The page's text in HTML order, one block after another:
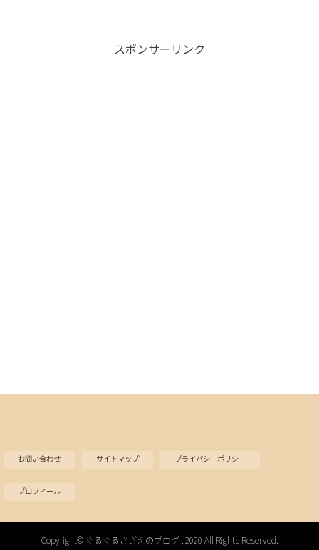
スポンサーリンク
お問い合わせ サイトマップ プライバシーポリシー
プロフィール
Copyright© ぐるぐるさざえのブログ , 2020 All Rights Reserved.